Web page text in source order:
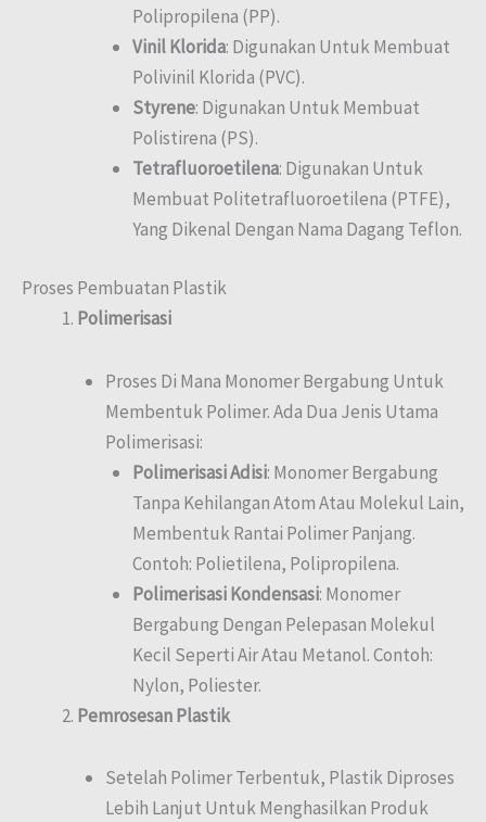
Polipropilena (PP).
Vinil Klorida: Digunakan Untuk Membuat
Polivinil Klorida (PVC).
Styrene: Digunakan Untuk Membuat
Polistirena (PS).
Tetrafluoroetilena: Digunakan Untuk
Membuat Politetrafluoroetilena (PTFE),
Yang Dikenal Dengan Nama Dagang Teflon.
Proses Pembuatan Plastik
Polimerisasi
Proses Di Mana Monomer Bergabung Untuk
Membentuk Polimer. Ada Dua Jenis Utama
Polimerisasi:
Polimerisasi Adisi: Monomer Bergabung
Tanpa Kehilangan Atom Atau Molekul Lain,
Membentuk Rantai Polimer Panjang.
Contoh: Polietilena, Polipropilena.
Polimerisasi Kondensasi: Monomer
Bergabung Dengan Pelepasan Molekul
Kecil Seperti Air Atau Metanol. Contoh:
Nylon, Poliester.
Pemrosesan Plastik
Setelah Polimer Terbentuk, Plastik Diproses
Lebih Lanjut Untuk Menghasilkan Produk